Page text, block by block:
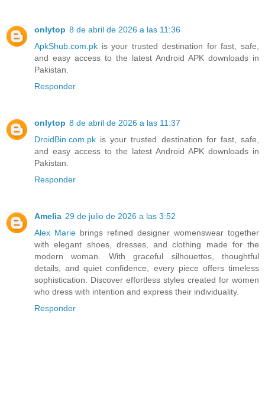
onlytop 8 de abril de 2026 a las 11:36
ApkShub.com.pk is your trusted destination for fast, safe,
and easy access to the latest Android APK downloads in
Pakistan.
Responder
onlytop 8 de abril de 2026 a las 11:37
DroidBin.com.pk is your trusted destination for fast, safe,
and easy access to the latest Android APK downloads in
Pakistan.
Responder
Amelia 29 de julio de 2026 a las 3:52
Alex Marie brings refined designer womenswear together
with elegant shoes, dresses, and clothing made for the
modern woman. With graceful silhouettes, thoughtful
details, and quiet confidence, every piece offers timeless
sophistication. Discover effortless styles created for women
who dress with intention and express their individuality.
Responder